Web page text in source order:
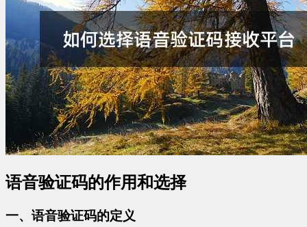
语音验证码的作用和选择
一、语音验证码的定义